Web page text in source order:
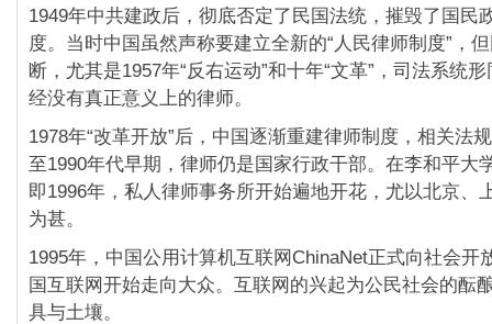
1949年中共建政后，彻底否定了民国法统，摧毁了国民
度。当时中国虽然声称要建立全新的“人民律师制度”，
断，尤其是1957年“反右运动”和十年“文革”，司法系统
经没有真正意义上的律师。
1978年“改革开放”后，中国逐渐重建律师制度，相关法
至1990年代早期，律师仍是国家行政干部。在李和平大
即1996年，私人律师事务所开始遍地开花，尤以北京、
为甚。
1995年，中国公用计算机互联网ChinaNet正式向社会开
国互联网开始走向大众。互联网的兴起为公民社会的酝
具与土壤。